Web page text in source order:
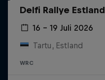
Delfi Rallye Estland
16 – 19 Juli 2026
Tartu, Estland
WRC